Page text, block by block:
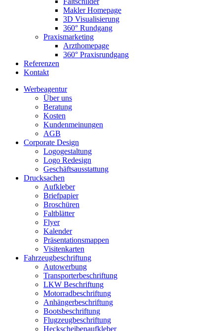
Makler Homepage
3D Visualisierung
360° Rundgang
Praxismarketing
Arzthomepage
360° Praxisrundgang
Referenzen
Kontakt
Werbeagentur
Über uns
Beratung
Kosten
Kundenmeinungen
AGB
Corporate Design
Logogestaltung
Logo Redesign
Geschäftsausstattung
Drucksachen
Aufkleber
Briefpapier
Broschüren
Faltblätter
Flyer
Kalender
Präsentationsmappen
Visitenkarten
Fahrzeugbeschriftung
Autowerbung
Transporterbeschriftung
LKW Beschriftung
Motorradbeschriftung
Anhängerbeschriftung
Bootsbeschriftung
Flugzeugbeschriftung
Heckscheibenaufkleber